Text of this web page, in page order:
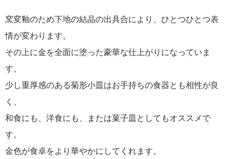
窯変釉のため下地の結晶の出具合により、ひとつひとつ表
情が変わります。
その上に金を全面に塗った豪華な仕上がりになっていま
す。
少し重厚感のある菊形小皿はお手持ちの食器とも相性が良
く、
和食にも、洋食にも、または菓子皿としてもオススメで
す。
金色が食卓をより華やかにしてくれます。